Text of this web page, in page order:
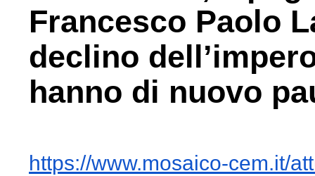
Francesco Paolo
declino
hanno di nuovo
https://www.mosaico-cem.it/